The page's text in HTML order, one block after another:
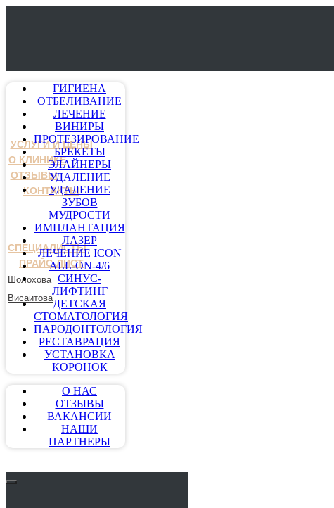
УСЛУГИ И ЦЕНЫ
О КЛИНИКЕ
ОТЗЫВЫ
КОНТАКТЫ
СПЕЦИАЛИСТЫ
ПРАЙС-ЛИСТ
Шолохова
Висаитова
ГИГИЕНА
ОТБЕЛИВАНИЕ
ЛЕЧЕНИЕ
ВИНИРЫ
ПРОТЕЗИРОВАНИЕ
БРЕКЕТЫ
ЭЛАЙНЕРЫ
УДАЛЕНИЕ
УДАЛЕНИЕ
ЗУБОВ
МУДРОСТИ
ИМПЛАНТАЦИЯ
ЛАЗЕР
ЛЕЧЕНИЕ ICON
ALL-ON-4/6
СИНУС-
ЛИФТИНГ
ДЕТСКАЯ
СТОМАТОЛОГИЯ
ПАРОДОНТОЛОГИЯ
РЕСТАВРАЦИЯ
УСТАНОВКА
КОРОНОК
О НАС
ОТЗЫВЫ
ВАКАНСИИ
НАШИ
ПАРТНЕРЫ